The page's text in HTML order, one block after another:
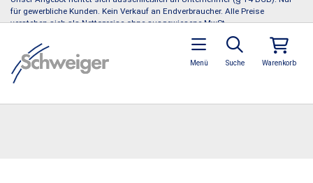
Warenkorb
Suche
Menü
für gewerbliche Kunden. Kein Verkauf an Endverbraucher. Alle Preise
verstehen sich als Nettopreise ohne ausgewiesene MwSt.